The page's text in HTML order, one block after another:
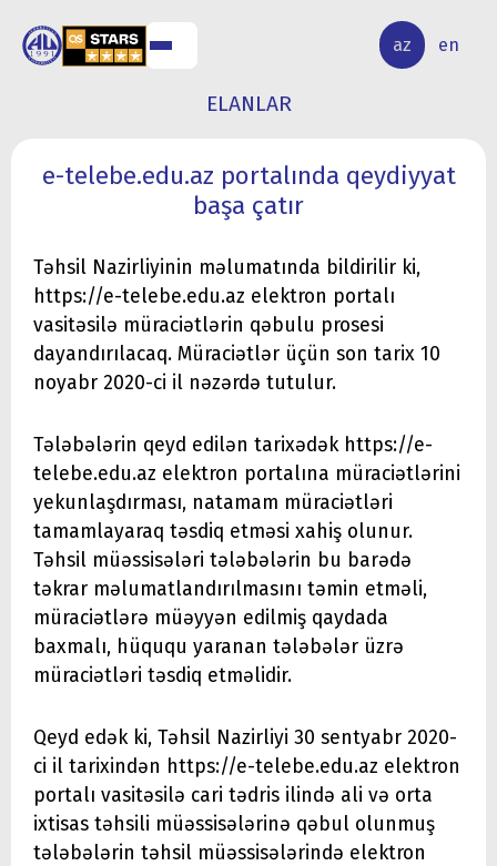
az en
ELMİ
TƏDQİQAT
ELANLAR
e-telebe.edu.az portalında qeydiyyat
başa çatır
Təhsil Nazirliyinin məlumatında bildirilir ki,
https://e-telebe.edu.az elektron portalı
vasitəsilə müraciətlərin qəbulu prosesi
dayandırılacaq. Müraciətlər üçün son tarix 10
noyabr 2020-ci il nəzərdə tutulur.
Tələbələrin qeyd edilən tarixədək https://e-
telebe.edu.az elektron portalına müraciətlərini
yekunlaşdırması, natamam müraciətləri
tamamlayaraq təsdiq etməsi xahiş olunur.
Təhsil müəssisələri tələbələrin bu barədə
təkrar məlumatlandırılmasını təmin etməli,
müraciətlərə müəyyən edilmiş qaydada
baxmalı, hüququ yaranan tələbələr üzrə
müraciətləri təsdiq etməlidir.
Qeyd edək ki, Təhsil Nazirliyi 30 sentyabr 2020-
ci il tarixindən https://e-telebe.edu.az elektron
portalı vasitəsilə cari tədris ilində ali və orta
ixtisas təhsili müəssisələrinə qəbul olunmuş
tələbələrin təhsil müəssisələrində elektron